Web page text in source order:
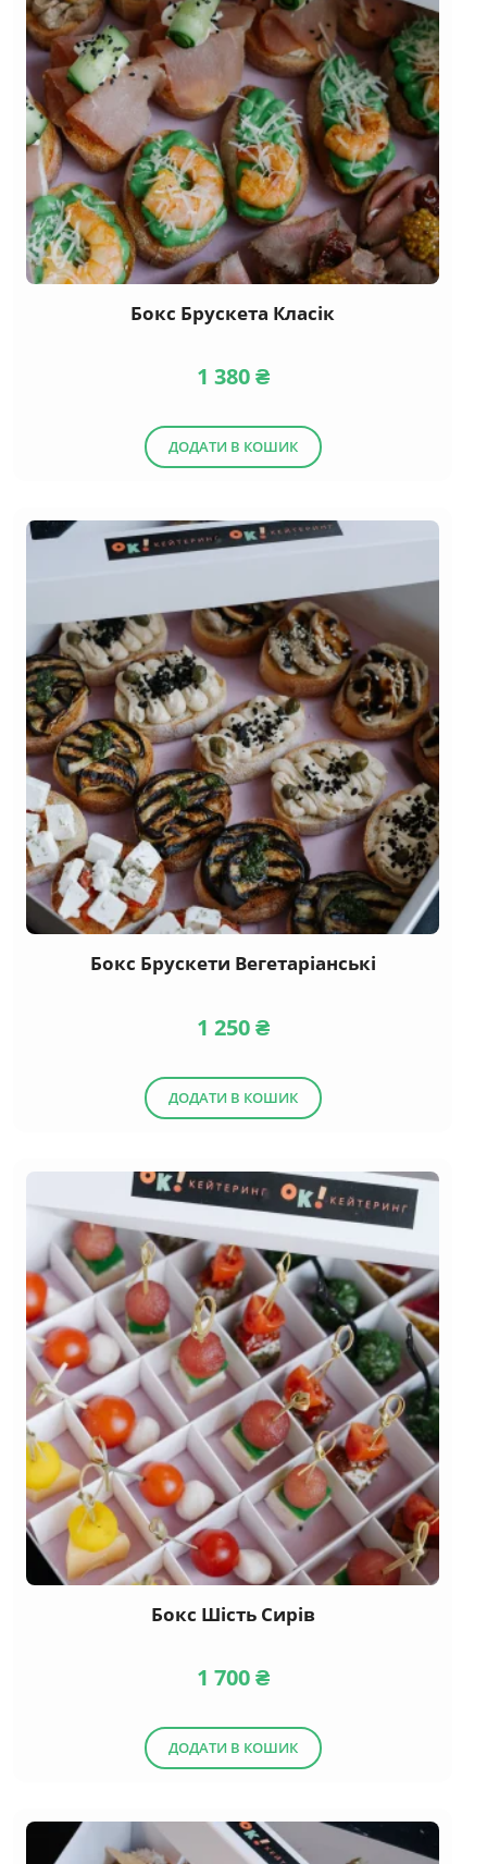
Бокс Брускета Класік
1 380₴
ДОДАТИ В КОШИК
Бокс Брускети Вегетаріанські
1 250₴
ДОДАТИ В КОШИК
Бокс Шість Сирів
1 700₴
ДОДАТИ В КОШИК